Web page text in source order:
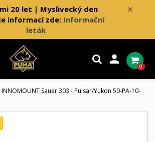
×
20 let | Myslivecký den
informací zde: Informační
leták

0
INNOMOUNT Sauer 303 - Pulsar/Yukon 50-PA-10-